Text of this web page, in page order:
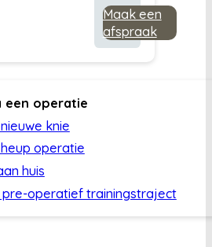
Maak een
afspraak
een operatie
knie
operatie
huis
pre-operatief trainingstraject